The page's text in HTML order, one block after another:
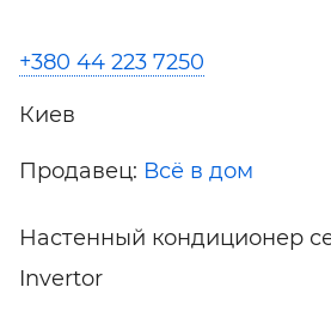
+380 44 223 7250
Киев
Продавец: Всё в дом
Настенный кондиционер
Invertor